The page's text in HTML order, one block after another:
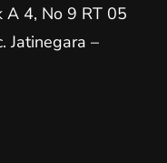
A 4, No 9 RT 05
Jatinegara –